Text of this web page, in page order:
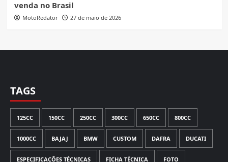
venda no Brasil
MotoRedator 27 de maio de 2026
TAGS
125CC 150CC 250CC 300CC 650CC 800CC
1000CC BAJAJ BMW CUSTOM DAFRA DUCATI
ESPECIFICAÇÕES TÉCNICAS FICHA TÉCNICA FOTO